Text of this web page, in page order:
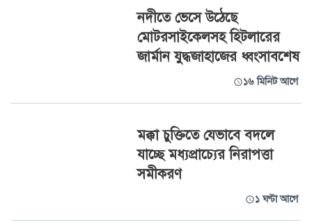
নদীতে ভেসে উঠেছে
মোটরসাইকেলসহ হিটলারের
জার্মান যুদ্ধজাহাজের ধ্বংসাবশেষ
১৬ মিনিট আগে
মক্কা চুক্তিতে যেভাবে বদলে
যাচ্ছে মধ্যপ্রাচ্যের নিরাপত্তা
সমীকরণ
১ ঘণ্টা আগে